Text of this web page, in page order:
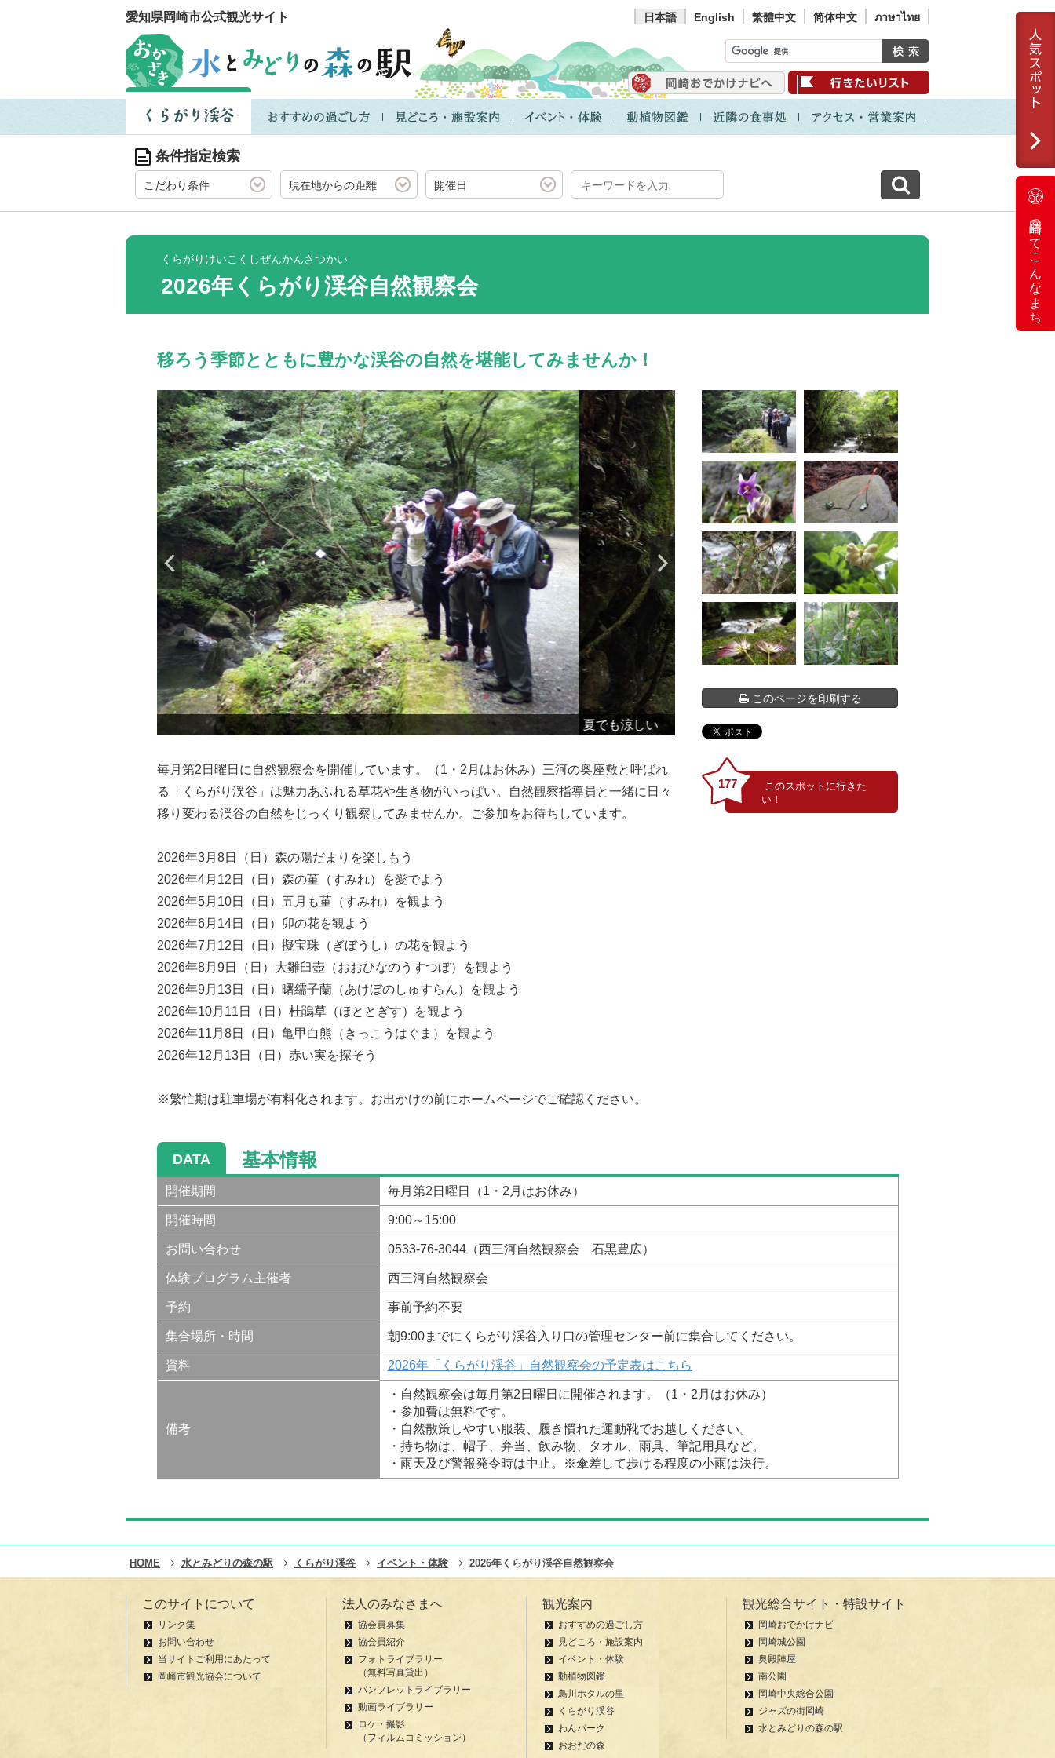
愛知県岡崎市公式観光サイト 日本語 English 繁體中文 简体中文 ภาษาไทย
岡崎ってこんなまち
条件指定検索
こだわり条件 現在地からの距離 開催日
くらがりけいこくしぜんかんさつかい
2026年くらがり渓谷自然観察会
移ろう季節とともに豊かな渓谷の自然を堪能してみませんか！
夏でも涼しい イワタバコ
毎月第2日曜日に自然観察会を開催しています。（1・2月はお休み）三河の奥座敷と呼ばれ
る「くらがり渓谷」は魅力あふれる草花や生き物がいっぱい。自然観察指導員と一緒に日々
移り変わる渓谷の自然をじっくり観察してみませんか。ご参加をお待ちしています。
2026年3月8日（日）森の陽だまりを楽しもう
2026年4月12日（日）森の菫（すみれ）を愛でよう
2026年5月10日（日）五月も菫（すみれ）を観よう
2026年6月14日（日）卯の花を観よう
2026年7月12日（日）擬宝珠（ぎぼうし）の花を観よう
2026年8月9日（日）大雛臼壺（おおひなのうすつぼ）を観よう
2026年9月13日（日）曙繻子蘭（あけぼのしゅすらん）を観よう
2026年10月11日（日）杜鵑草（ほととぎす）を観よう
2026年11月8日（日）亀甲白熊（きっこうはぐま）を観よう
2026年12月13日（日）赤い実を探そう
※繁忙期は駐車場が有料化されます。お出かけの前にホームページでご確認ください。
このページを印刷する
177
DATA 基本情報
開催期間 毎月第2日曜日（1・2月はお休み）
開催時間 9:00～15:00
お問い合わせ 0533-76-3044（西三河自然観察会 石黒豊広）
体験プログラム主催者 西三河自然観察会
予約 事前予約不要
集合場所・時間 朝9:00までにくらがり渓谷入り口の管理センター前に集合してください。
資料 2026年「くらがり渓谷」自然観察会の予定表はこちら
備考
・自然観察会は毎月第2日曜日に開催されます。（1・2月はお休み）
・参加費は無料です。
・自然散策しやすい服装、履き慣れた運動靴でお越しください。
・持ち物は、帽子、弁当、飲み物、タオル、雨具、筆記用具など。
・雨天及び警報発令時は中止。※傘差して歩ける程度の小雨は決行。
HOME 水とみどりの森の駅 くらがり渓谷 イベント・体験 2026年くらがり渓谷自然観察会
このサイトについて
リンク集
お問い合わせ
当サイトご利用にあたって
岡崎市観光協会について
法人のみなさまへ
協会員募集
協会員紹介
フォトライブラリー
（無料写真貸出）
パンフレットライブラリー
動画ライブラリー
ロケ・撮影
（フィルムコミッション）
観光案内
おすすめの過ごし方
見どころ・施設案内
イベント・体験
動植物図鑑
鳥川ホタルの里
くらがり渓谷
わんパーク
おおだの森
観光総合サイト・特設サイト
岡崎おでかけナビ
岡崎城公園
奥殿陣屋
南公園
岡崎中央総合公園
ジャズの街岡崎
水とみどりの森の駅